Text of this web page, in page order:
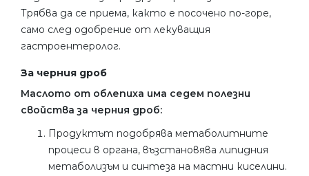
Трябва да се приема, както е посочено по-горе,
само след одобрение от лекуващия
гастроентеролог.
За черния дроб
Маслото от облепиха има седем полезни
свойства за черния дроб:
Продуктът подобрява метаболитните
процеси в органа, възстановява липидния
метаболизъм и синтеза на мастни киселини.